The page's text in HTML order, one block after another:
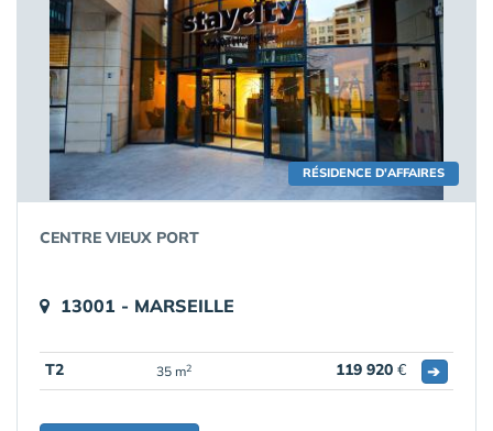
RÉSIDENCE D'AFFAIRES
CENTRE VIEUX PORT
13001 - MARSEILLE
T2 35 m2 119 920 € ➔